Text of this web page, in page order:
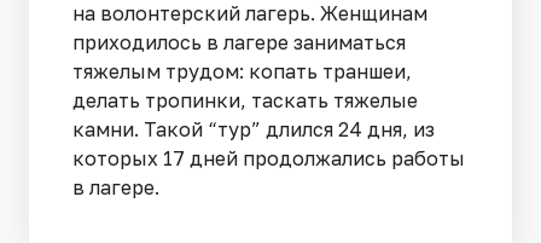
на волонтерский лагерь. Женщинам
приходилось в лагере заниматься
тяжелым трудом: копать траншеи,
делать тропинки, таскать тяжелые
камни. Такой “тур” длился 24 дня, из
которых 17 дней продолжались работы
в лагере.